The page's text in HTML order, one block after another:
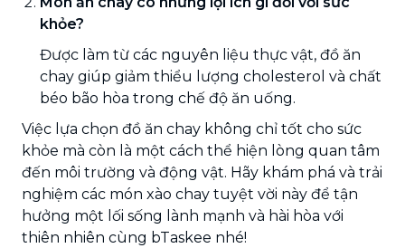
khỏe?
Được làm từ các nguyên liệu thực vật, đồ ăn
chay giúp giảm thiểu lượng cholesterol và chất
béo bão hòa trong chế độ ăn uống.
Việc lựa chọn đồ ăn chay không chỉ tốt cho sức
khỏe mà còn là một cách thể hiện lòng quan tâm
đến môi trường và động vật. Hãy khám phá và trải
nghiệm các món xào chay tuyệt vời này để tận
hưởng một lối sống lành mạnh và hài hòa với
thiên nhiên cùng bTaskee nhé!